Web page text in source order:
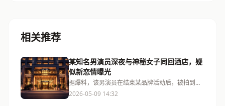
相关推荐
某知名男演员深夜与神秘女子同回酒店，疑
似新恋情曝光
据爆料，该男演员在结束某品牌活动后，被拍到与
一位长发女子一同进入豪华酒店，两人在前台办理
入住时举止亲密，引发网友热议。
2026-05-09 14:32